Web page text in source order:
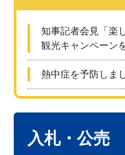
知事記者会見「楽
観光キャンペーン
熱中症を予防しま
入札・公売